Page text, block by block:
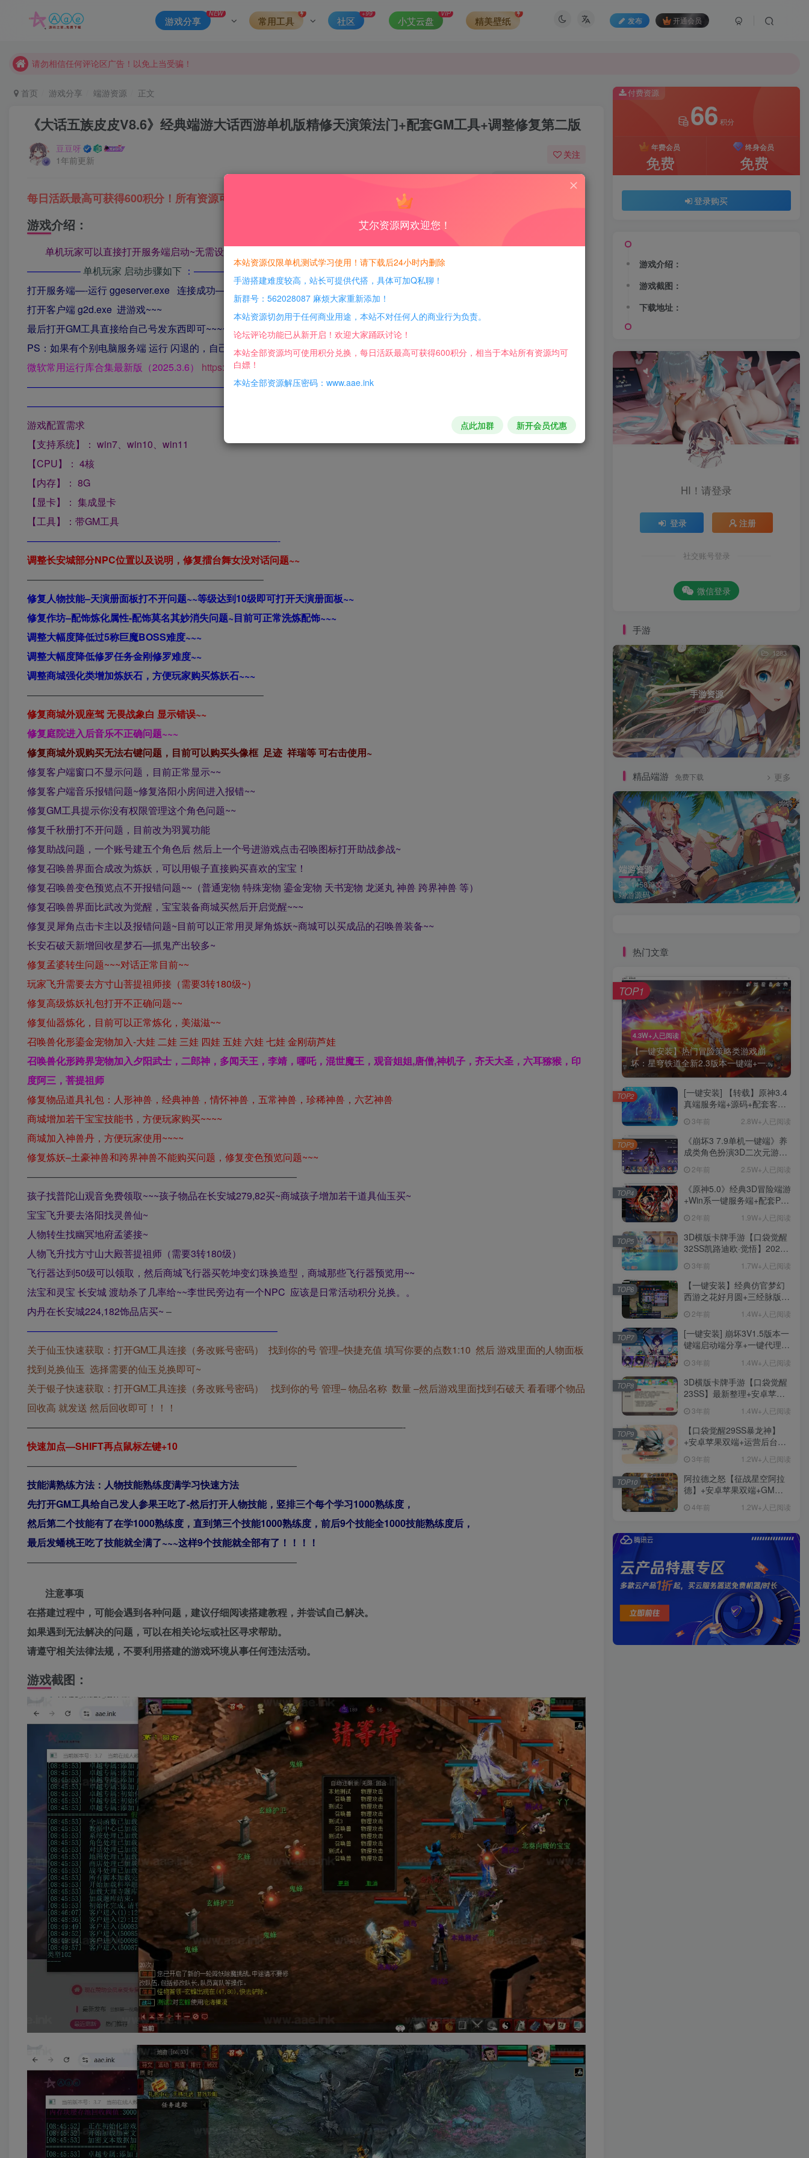
发布 开通会员
游戏分享
NEW
常用工具 社区
+99
小艾云盘
VIP
精美壁纸
现在赞助会员享受专属折扣，详情点击此条公告。
本网站的文章部分内容可能来源于网络，仅供大家学习与参考，如有侵权，请联系站长QQ466107887进行删除处理。
首页 游戏分享 端游资源 正文
《大话五族皮皮V8.6》经典端游大话西游单机版精修天演策法门+配套GM工具+调整修复第二版
豆豆呀
1年前更新
关注
每日活跃最高可获得600积分！所有资源可以使用积分免费兑换！
游戏介绍：
单机玩家可以直接打开服务端启动~无需设置管理~默认GM工具直接登录~~解除GM权限不足~
—————–单机玩家 启动步骤如下 ：———————————————-
打开服务端—-运行 ggeserver.exe 连接成功—
打开客户端 g2d.exe 进游戏~~~
最后打开GM工具直接给自己号发东西即可~~~~~
PS：如果有个别电脑服务端运行 闪退的，自己去下个微软常用运行库合集安装~
微软常用运行库合集最新版（2025.3.6） https://mefcl.lanzouw.com/b00zq7mta
——————————————————————————-
——————————————————————————-
游戏配置需求
【支持系统】： win7、win10、win11
【CPU】： 4核
【内存】： 8G
【显卡】： 集成显卡
【工具】：带GM工具
——————————————————————————-
调整长安城部分NPC位置以及说明，修复擂台舞女没对话问题~~
————————————————————————–
修复人物技能–天演册面板打不开问题~~等级达到10级即可打开天演册面板~~
修复作坊–配饰炼化属性-配饰莫名其妙消失问题~目前可正常洗炼配饰~~~
调整大幅度降低过5称巨魔BOSS难度~~~
调整大幅度降低修罗任务金刚修罗难度~~
调整商城强化类增加炼妖石，方便玩家购买炼妖石~~~
————————————————————————–
修复商城外观座驾 无畏战象白 显示错误~~
修复庭院进入后音乐不正确问题~~~
修复商城外观购买无法右键问题，目前可以购买头像框 足迹 祥瑞等 可右击使用~
修复客户端窗口不显示问题，目前正常显示~~
修复客户端音乐报错问题~修复洛阳小房间进入报错~~
修复GM工具提示你没有权限管理这个角色问题~~
修复千秋册打不开问题，目前改为羽翼功能
修复助战问题，一个账号建五个角色后 然后上一个号进游戏点击召唤图标打开助战参战~
修复召唤兽界面合成改为炼妖，可以用银子直接购买喜欢的宝宝！
修复召唤兽变色预览点不开报错问题~~（普通宠物 特殊宠物 鎏金宠物 天书宠物 龙涎丸 神兽 跨界神兽 等）
修复召唤兽界面比武改为觉醒，宝宝装备商城买然后开启觉醒~~~
修复灵犀角点击卡主以及报错问题~目前可以正常用灵犀角炼妖~商城可以买成品的召唤兽装备~~
长安石破天新增回收星梦石—抓鬼产出较多~
修复孟婆转生问题~~~对话正常目前~~
玩家飞升需要去方寸山菩提祖师接（需要3转180级~）
修复高级炼妖礼包打开不正确问题~~
修复仙器炼化，目前可以正常炼化，美滋滋~~
召唤兽化形鎏金宠物加入-大娃 二娃 三娃 四娃 五娃 六娃 七娃 金刚葫芦娃
召唤兽化形跨界宠物加入夕阳武士，二郎神，多闻天王，李靖，哪吒，混世魔王，观音姐姐,唐僧,神机子，齐天大圣，六耳猕猴，印
度阿三，菩提祖师
修复物品道具礼包：人形神兽，经典神兽，情怀神兽，五常神兽，珍稀神兽，六艺神兽
商城增加若干宝宝技能书，方便玩家购买~~~~
商城加入神兽丹，方便玩家使用~~~~
修复炼妖–土豪神兽和跨界神兽不能购买问题，修复变色预览问题~~~
————————————————————————————
孩子找普陀山观音免费领取~~~孩子物品在长安城279,82买~商城孩子增加若干道具仙玉买~
宝宝飞升要去洛阳找灵兽仙~
人物转生找幽冥地府孟婆接~
人物飞升找方寸山大殿菩提祖师（需要3转180级）
飞行器达到50级可以领取，然后商城飞行器买乾坤变幻珠换造型，商城那些飞行器预览用~~
法宝和灵宝 长安城 渡劫杀了几率给~~李世民旁边有一个NPC 应该是日常活动积分兑换。。
内丹在长安城224,182饰品店买~ –
——————————————————————————
关于仙玉快速获取：打开GM工具连接（务改账号密码） 找到你的号 管理–快捷充值 填写你要的点数1:10 然后 游戏里面的人物面板
找到兑换仙玉 选择需要的仙玉兑换即可~
关于银子快速获取：打开GM工具连接（务改账号密码） 找到你的号 管理– 物品名称 数量 –然后游戏里面找到石破天 看看哪个物品
回收高 就发送 然后回收即可！！！
———————————————————————————————————————-
快速加点—SHIFT再点鼠标左键+10
————————————————————————————
技能满熟练方法：人物技能熟练度满学习快速方法
先打开GM工具给自己发人参果王吃了-然后打开人物技能，竖排三个每个学习1000熟练度，
然后第二个技能有了在学1000熟练度，直到第三个技能1000熟练度，前后9个技能全1000技能熟练度后，
最后发蟠桃王吃了技能就全满了~~~这样9个技能就全部有了！！！！
————————————————————————————
注意事项
在搭建过程中，可能会遇到各种问题，建议仔细阅读搭建教程，并尝试自己解决。
如果遇到无法解决的问题，可以在相关论坛或社区寻求帮助。
请遵守相关法律法规，不要利用搭建的游戏环境从事任何违法活动。
游戏截图：
付费资源
66 积分
年费会员
免费
终身会员
免费
登录购买
游戏介绍：
游戏截图：
下载地址：
HI！请登录
登录 注册
社交账号登录
微信登录
手游
手游资源
手游源码
1283
精品端游 免费下载 更多
端游资源
1458篇文章
端游源码
热门文章
4.3W+人已阅读
【一键安装】热门冒险策略类游戏崩
坏：星穹铁道全新2.3版本一键端+一...
TOP1
[一键安装] 【转载】原神3.4
真端服务端+源码+配套客户
说明文件
3年前 2.8W+人已阅读
TOP2
《崩坏3 7.9单机一键端》养
成类角色扮演3D二次元游
用、无限资源、附带保姆级
安装教程
2年前 2.5W+人已阅读
TOP3
《原神5.0》经典3D冒险端游
+Win系一键服务端+配套PC
池文件
2年前 1.9W+人已阅读
TOP4
3D横版卡牌手游【口袋觉醒
32SS凯路迪欧·觉悟】2023
+支付对接+安卓苹果双端+运
营后台+GM授权后台+代理
后台
3年前 1.7W+人已阅读
TOP5
【一键安装】经典仿官梦幻
西游之花好月圆+三经脉版本
卡+剧情活动+视频搭建及其
他修改资料
2年前 1.4W+人已阅读
TOP6
[一键安装] 崩坏3V1.5版本一
键端启动端分享+一键代理
ID+详细指令+极简一键修改
3年前 1.4W+人已阅读
TOP7
3D横版卡牌手游【口袋觉醒
23SS】最新整理+安卓苹果
细搭建教程
3年前 1.4W+人已阅读
TOP8
【口袋觉醒29SS暴龙神】
+安卓苹果双端+运营后台
端 3年前 1.2W+人已阅读
TOP9
阿拉德之怒【征战星空阿拉
德】+安卓苹果双端+GM授
+详细教程
4年前 1.2W+人已阅读
TOP10
艾尔资源网欢迎您！
本站资源仅限单机测试学习使用！请下载后24小时内删除
手游搭建难度较高，站长可提供代搭，具体可加Q私聊！
新群号：562028087 麻烦大家重新添加！
本站资源切勿用于任何商业用途，本站不对任何人的商业行为负责。
论坛评论功能已从新开启！欢迎大家踊跃讨论！
本站全部资源均可使用积分兑换，每日活跃最高可获得600积分，相当于本站所有资源均可
白嫖！
本站全部资源解压密码：www.aae.ink
点此加群 新开会员优惠